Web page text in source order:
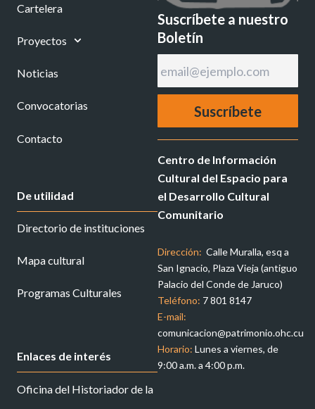
Cartelera
Proyectos
Noticias
Convocatorias
Contacto
De utilidad
Directorio de instituciones
Mapa cultural
Programas Culturales
Enlaces de interés
Oficina del Historiador de la
Suscríbete a nuestro
Boletín
Centro de Información
Cultural del Espacio para
el Desarrollo Cultural
Comunitario
Dirección: Calle Muralla, esq a
San Ignacio, Plaza Vieja (antiguo
Palacio del Conde de Jaruco)
Teléfono: 7 801 8147
E-mail:
comunicacion@patrimonio.ohc.cu
Horario: Lunes a viernes, de
9:00 a.m. a 4:00 p.m.